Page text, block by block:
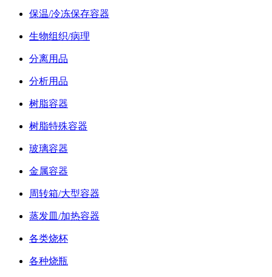
保温/冷冻保存容器
生物组织/病理
分离用品
分析用品
树脂容器
树脂特殊容器
玻璃容器
金属容器
周转箱/大型容器
蒸发皿/加热容器
各类烧杯
各种烧瓶